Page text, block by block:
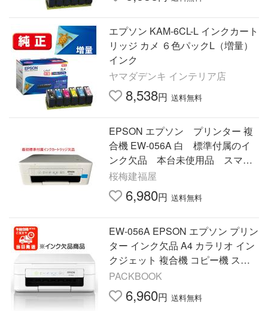
エプソン KAM-6CL-L インクカート
リッジ カメ ６色パックL（増量）
インク
ヤマダデンキ インテリア店
8,538円 送料無料
EPSON エプソン プリンター 複
合機 EW-056A 白 標準付属のイ
ンク欠品 本台未使用品 スマホ
対応 カラリオ ホワイト インクジ
ェット
桜梅建福屋
6,980円 送料無料
EW-056A EPSON エプソン プリン
ター インク欠品 A4 カラリオ イン
クジェット 複合機 コピー機 スマ
ホ印刷対応 年賀状印刷対応 スキャ
ナー EW056A カラーコピー
PACKBOOK
6,960円 送料無料